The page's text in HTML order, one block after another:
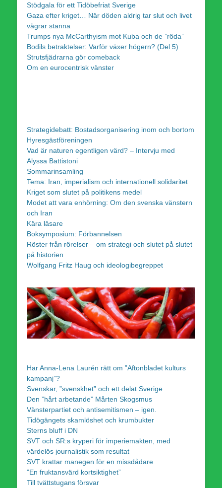
Stödgala för ett Tidöbefriat Sverige
Gaza efter kriget… När döden aldrig tar slut och livet
vägrar stanna
Trumps nya McCarthyism mot Kuba och de ”röda”
Bodils betraktelser: Varför växer högern? (Del 5)
Strutsfjädrarna gör comeback
Om en eurocentrisk vänster
Strategidebatt: Bostadsorganisering inom och bortom
Hyresgästföreningen
Vad är naturen egentligen värd? – Intervju med
Alyssa Battistoni
Sommarinsamling
Tema: Iran, imperialism och internationell solidaritet
Kriget som slutet på politikens medel
Modet att vara enhörning: Om den svenska vänstern
och Iran
Kära läsare
Boksymposium: Förbannelsen
Röster från rörelser – om strategi och slutet på slutet
på historien
Wolfgang Fritz Haug och ideologibegreppet
Har Anna-Lena Laurén rätt om ”Aftonbladet kulturs
kampanj”?
Svenskar, ”svenskhet” och ett delat Sverige
Den ”hårt arbetande” Mårten Skogsmus
Vänsterpartiet och antisemitismen – igen.
Tidögängets skamlöshet och krumbukter
Sterns bluff i DN
SVT och SR:s kryperi för imperiemakten, med
värdelös journalistik som resultat
SVT krattar manegen för en missdådare
”En fruktansvärd kortsiktighet”
Till tvättstugans försvar